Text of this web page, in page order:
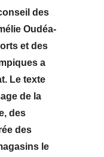
des
Oudéa-
et des
a
Le texte
de la
des
des
le